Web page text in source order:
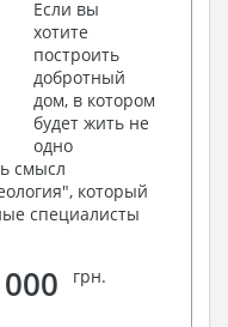
Если вы
хотите
построить
добротный
дом, в котором
будет жить не
одно
смысл
который
специалисты
грн.